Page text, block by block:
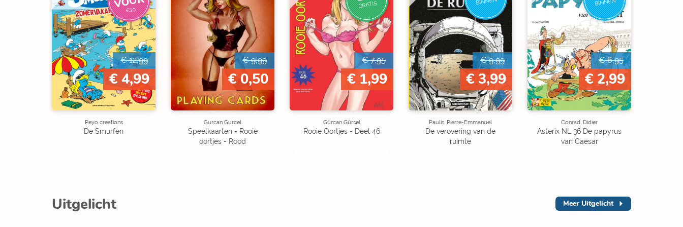
€10
€ 12,99
€ 4,99
Peyo creations
De Smurfen
€ 9,99
€ 0,50
Gurcan Gurcel
Speelkaarten - Rooie
oortjes - Rood
GRATIS
€ 7,95
€ 1,99
Gürcan Gürsel
Rooie Oortjes - Deel 46
€ 9,99
€ 3,99
Paulis, Pierre-Emmanuel
De verovering van de
ruimte
€ 6,95
€ 2,99
Conrad, Didier
Asterix NL 36 De papyrus
van Caesar
Uitgelicht Meer Uitgelicht